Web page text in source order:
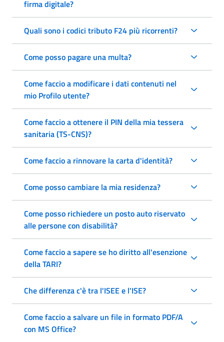
firma digitale?
Quali sono i codici tributo F24 più ricorrenti?
Come posso pagare una multa?
Come faccio a modificare i dati contenuti nel
mio Profilo utente?
Come faccio a ottenere il PIN della mia tessera
sanitaria (TS-CNS)?
Come faccio a rinnovare la carta d'identità?
Come posso cambiare la mia residenza?
Come posso richiedere un posto auto riservato
alle persone con disabilità?
Come faccio a sapere se ho diritto all'esenzione
della TARI?
Che differenza c'è tra l'ISEE e l'ISE?
Come faccio a salvare un file in formato PDF/A
con MS Office?